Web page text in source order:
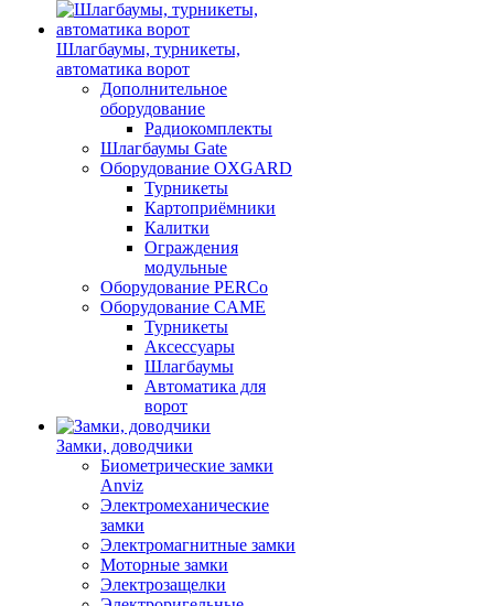
Шлагбаумы, турникеты,
автоматика ворот
Дополнительное
оборудование
Радиокомплекты
Шлагбаумы Gate
Оборудование OXGARD
Турникеты
Картоприёмники
Калитки
Ограждения
модульные
Оборудование PERCo
Оборудование CAME
Турникеты
Аксессуары
Шлагбаумы
Автоматика для
ворот
Замки, доводчики
Биометрические замки
Anviz
Электромеханические
замки
Электромагнитные замки
Моторные замки
Электрозащелки